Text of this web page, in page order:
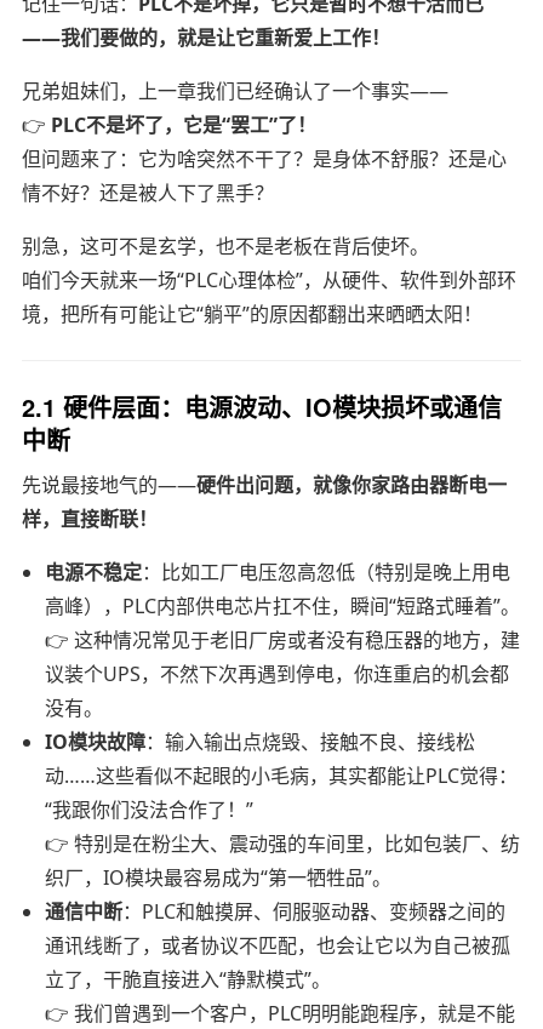
——我们要做的，就是让它重新爱上工作！
兄弟姐妹们，上一章我们已经确认了一个事实——
👉 PLC不是坏了，它是“罢工”了！
但问题来了：它为啥突然不干了？是身体不舒服？还是心
情不好？还是被人下了黑手？
别急，这可不是玄学，也不是老板在背后使坏。
咱们今天就来一场“PLC心理体检”，从硬件、软件到外部环
境，把所有可能让它“躺平”的原因都翻出来晒晒太阳！
2.1 硬件层面：电源波动、IO模块损坏或通信
中断
先说最接地气的——硬件出问题，就像你家路由器断电一
样，直接断联！
电源不稳定：比如工厂电压忽高忽低（特别是晚上用电
高峰），PLC内部供电芯片扛不住，瞬间“短路式睡着”。
👉 这种情况常见于老旧厂房或者没有稳压器的地方，建
议装个UPS，不然下次再遇到停电，你连重启的机会都
没有。
IO模块故障：输入输出点烧毁、接触不良、接线松
动……这些看似不起眼的小毛病，其实都能让PLC觉得：
“我跟你们没法合作了！”
👉 特别是在粉尘大、震动强的车间里，比如包装厂、纺
织厂，IO模块最容易成为“第一牺牲品”。
通信中断：PLC和触摸屏、伺服驱动器、变频器之间的
通讯线断了，或者协议不匹配，也会让它以为自己被孤
立了，干脆直接进入“静默模式”。
👉 我们曾遇到一个客户，PLC明明能跑程序，就是不能